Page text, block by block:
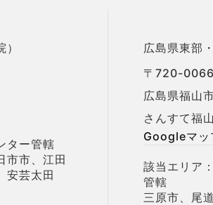
ター管轄
市市、江田
安芸太田
広島県東部
〒720-0066
広島県福山
さんすて福
Googleマッ
管轄
三原市、尾